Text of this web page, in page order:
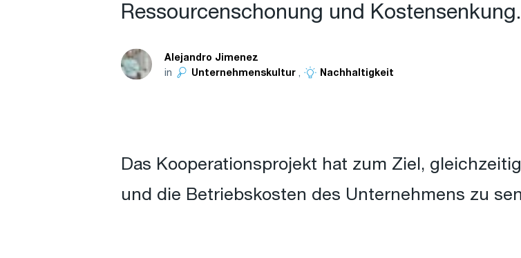
Ressourcenschonung und Kostensenkung.
Alejandro Jimenez
in Unternehmenskultur , Nachhaltigkeit
Das Kooperationsprojekt hat zum Ziel,
und die Betriebskosten des Unternehmens zu